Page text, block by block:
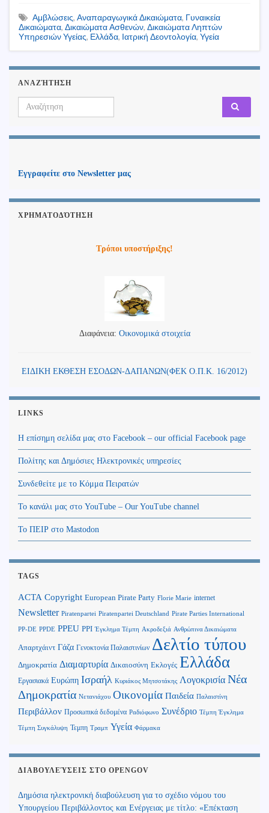
Αμβλώσεις, Αναπαραγωγικά Δικαιώματα, Γυναικεία
Δικαιώματα, Δικαιώματα Ασθενών, Δικαιώματα Ληπτών
Υπηρεσιών Υγείας, Ελλάδα, Ιατρική Δεοντολογία, Υγεία
ΑΝΑΖΉΤΗΣΗ
Search for:
Εγγραφείτε στο Newsletter μας
ΧΡΗΜΑΤΟΔΌΤΗΣΗ
Τρόποι υποστήριξης!
Διαφάνεια: Οικονομικά στοιχεία
ΕΙΔΙΚΗ ΕΚΘΕΣΗ ΕΣΟΔΩΝ-ΔΑΠΑΝΩΝ(ΦΕΚ Ο.Π.Κ. 16/2012)
LINKS
Η επίσημη σελίδα μας στο Facebook – our official Facebook page
Πολίτης και Δημόσιες Ηλεκτρονικές υπηρεσίες
Συνδεθείτε με το Κόμμα Πειρατών
Το κανάλι μας στο YouTube – Our YouTube channel
Το ΠΕΙΡ στο Mastodon
TAGS
ACTA Copyright European Pirate Party Florie Marie internet
Newsletter Piratenpartei Piratenpartei Deutschland Pirate Parties International
PP-DE PPDE PPEU PPI Έγκλημα Τέμπη Ακροδεξιά Ανθρώπινα Δικαιώματα
Απαρτχάιντ Γάζα Γενοκτονία Παλαιστινίων Δελτίο τύπου
Δημοκρατία Διαμαρτυρία Δικαιοσύνη Εκλογές Ελλάδα
Εργασιακά Ευρώπη Ισραήλ Κυριάκος Μητσοτάκης Λογοκρισία Νέα
Δημοκρατία Νετανιάχου Οικονομία Παιδεία Παλαιστίνη
Περιβάλλον Προσωπικά δεδομένα Ραδιόφωνο Συνέδριο Τέμπη Έγκλημα
Τέμπη Συγκάλυψη Τεμπη Τραμπ Υγεία Φάρμακα
ΔΙΑΒΟΥΛΕΎΣΕΙΣ ΣΤΟ OPENGOV
Δημόσια ηλεκτρονική διαβούλευση για το σχέδιο νόμου του
Υπουργείου Περιβάλλοντος και Ενέργειας με τίτλο: «Επέκταση